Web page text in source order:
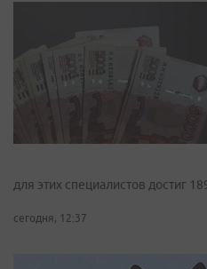
для этих специалистов достиг
сегодня, 12:37